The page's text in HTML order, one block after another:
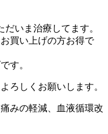
いま治療してます。
買い上げの方お得で
す。
ろしくお願いします。
みの軽減、血液循環改